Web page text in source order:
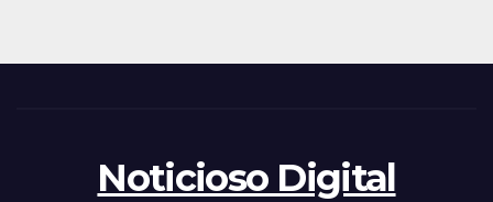
Noticioso Digital